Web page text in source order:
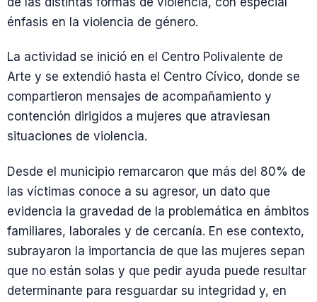
énfasis en la violencia de género.
La actividad se inició en el Centro Polivalente de
Arte y se extendió hasta el Centro Cívico, donde se
compartieron mensajes de acompañamiento y
contención dirigidos a mujeres que atraviesan
situaciones de violencia.
Desde el municipio remarcaron que más del 80% de
las víctimas conoce a su agresor, un dato que
evidencia la gravedad de la problemática en ámbitos
familiares, laborales y de cercanía. En ese contexto,
subrayaron la importancia de que las mujeres sepan
que no están solas y que pedir ayuda puede resultar
determinante para resguardar su integridad y, en